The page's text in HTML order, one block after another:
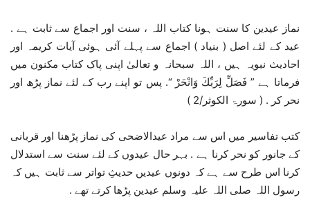
نماز عیدین کا سنت ہونا کتاب اللہ ، سنت اور اجماع سے ثابت ہے .
عید کے لئے اصل ( بنیاد ) اجماع سے پہلے آئی ہوئی آیات کریمہ اور
احادیث نبویہ ہیں ، اللہ سبحانہ و تعالیٰ اپنی پاک کتاب مکنون میں
فرماتا ہے ” فَصَلِّ لِرَبِّكَ وَانْحَرْ “. پس تو اپنے رب کے لئے نماز پڑھ اور
نحر کر . ( سورۃ الکوثر/2 )
کتب تفاسیر میں اس سے مراد عیدالاضحی کی نماز پڑھنا اور قربانی
کے جانور کو نحر کرنا ہے . بہر حال عیدوں کے لئے سنت سے استدلال
کرنا اس طرح سے ہے کہ دونوں عیدیں حدیثِ تواتر سے ثابت ہیں کہ
رسول اللہ صلی اللہ علیہ وسلم عیدین پڑھا کرتے تھے .